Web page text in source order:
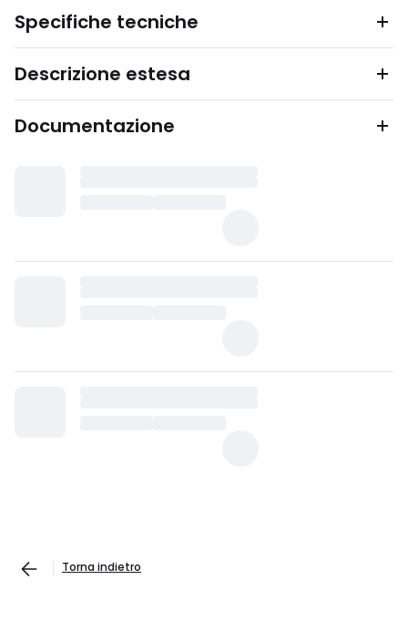
Specifiche tecniche
Descrizione estesa
Documentazione
Torna indietro